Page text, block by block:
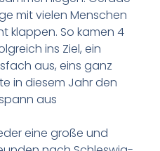
mit vielen Menschen
klappen. So kamen 4
ins Ziel, ein
aus, eins ganz
in diesem Jahr den
aus
eine große und